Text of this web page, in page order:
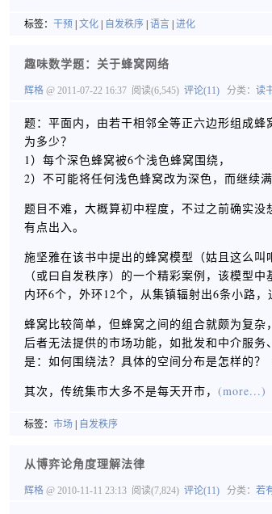
标签： 干预 文化 自发秩序 语言 进化
趣味数学题：关于蜂窝网络
辉格 @ 2011-07-22 16:37 阅读(6,545) 评论(11) 分类： 读
题：平面内，由若干相邻全等正六边形组成
为多少？
1）每个深色蜂窝被6个浅色蜂窝围绕，
2）不可能将任何浅色蜂窝改为深色，而继续满
题目不难，大概算初中程度，不过之前确实没
有点出入。
施坚雅在该书中提出的蜂窝模型（姑且这么
（或曰自发秩序）的一个精彩案例，该模型
内环6个，外环12个，从集镇辐射出6条小路，
蜂窝比较简单，但蜂窝之间的组合就颇为复
后者无法提供的市场功能，如批发和中介服
是：如何围绕法？具体的空间分布是怎样的？
其次，传统集市大多不是每天开市， (more...)
标签： 市场 自发秩序
从博弈论角度理解法律
辉格 @ 2010-11-11 23:13 阅读(7,824) 评论(11) 分类： 若